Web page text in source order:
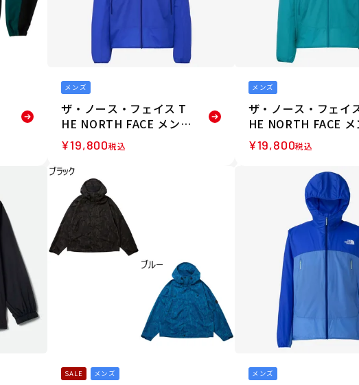
メンズ
ザ・ノース・フェイス T
HE NORTH FACE メンズ
スワローテイルフーディ
ウェア アウター ジャケッ
ト NP22601-TB 26FW
秋冬
¥19,800税込
メンズ
ザ・ノース・フェイ
HE NORTH FACE メ
スワローテイルフーデ
ウェア アウター ジャ
ト NP22601-RT 26FW
¥19,800税込
SALE メンズ メンズ